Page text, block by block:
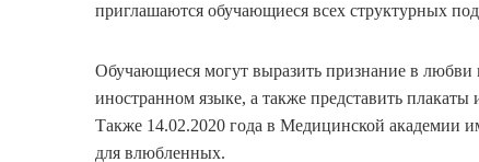
приглашаются обучающиеся всех структурных
Обучающиеся могут выразить признание в любви
иностранном языке, а также представить
Также 14.02.2020 года в Медицинской академии
для влюбленных.